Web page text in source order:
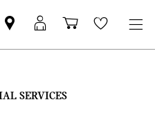
Trouver
un
Connexion
MyMINI
PanierWishlist
SERVICES